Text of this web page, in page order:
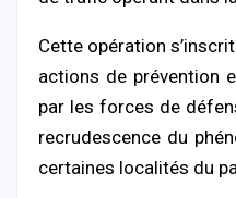
Cette opération
actions de prévention
par les forces de
recrudescence du
certaines localités du